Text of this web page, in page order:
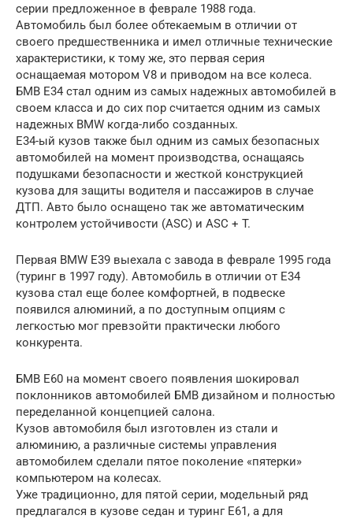
серии предложенное в феврале 1988 года.
Автомобиль был более обтекаемым в отличии от
своего предшественника и имел отличные технические
характеристики, к тому же, это первая серия
оснащаемая мотором V8 и приводом на все колеса.
БМВ Е34 стал одним из самых надежных автомобилей в
своем класса и до сих пор считается одним из самых
надежных BMW когда-либо созданных.
Е34-ый кузов также был одним из самых безопасных
автомобилей на момент производства, оснащаясь
подушками безопасности и жесткой конструкцией
кузова для защиты водителя и пассажиров в случае
ДТП. Авто было оснащено так же автоматическим
контролем устойчивости (ASC) и ASC + T.
Первая BMW E39 выехала с завода в феврале 1995 года
(туринг в 1997 году). Автомобиль в отличии от Е34
кузова стал еще более комфортней, в подвеске
появился алюминий, а по доступным опциям с
легкостью мог превзойти практически любого
конкурента.
БМВ E60 на момент своего появления шокировал
поклонников автомобилей БМВ дизайном и полностью
переделанной концепцией салона.
Кузов автомобиля был изготовлен из стали и
алюминию, а различные системы управления
автомобилем сделали пятое поколение «пятерки»
компьютером на колесах.
Уже традиционно, для пятой серии, модельный ряд
предлагался в кузове седан и туринг E61, а для